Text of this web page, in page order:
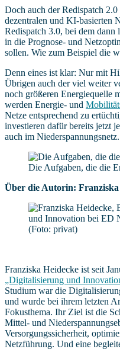
Doch auch der Redispatch
dezentralen und KI-basierten
Redispatch 3.0, bei dem
in die Prognose- und
sollen. Wie zum Beispiel die
Denn eines ist klar: Nur mit
Übrigen auch der viel weiter
noch größeren Energiequelle
werden Energie- und
Netze entsprechend zu
investieren dafür bereits jetzt
auch im Niederspannungsnetz.
Die Aufgaben, die die
Über die Autorin: Franziska
(Foto: privat)
Franziska Heidecke ist seit
„Digitalisierung und
Studium war die
und wurde bei ihrem letzten
Fokusthema. Ihr Ziel ist die
Mittel- und
Versorgungssicherheit,
Netzführung. Und eine